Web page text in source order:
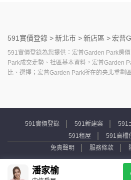
591實價登錄 >新北市 >新店區 > 宏普
591實價登錄為您提供：宏普Garden Park房
Park成交走勢、社區基本資料，宏普Garden
比、選擇；宏普Garden Park所在的央北重劃
591實價登錄 591新建案 591
591租屋
591高檔
免責聲明
服務條款
Copyright © 2007-2026 by Addcn
潘家榆